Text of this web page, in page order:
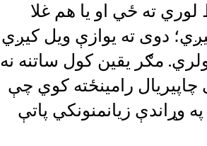
ته ځي او یا هم غلا
دوی ته یوازې ویل کیږي
مګر یقین کول ساتنه نه
رامینځته کوي چې
وړاندې زیانمنونکي پاتې